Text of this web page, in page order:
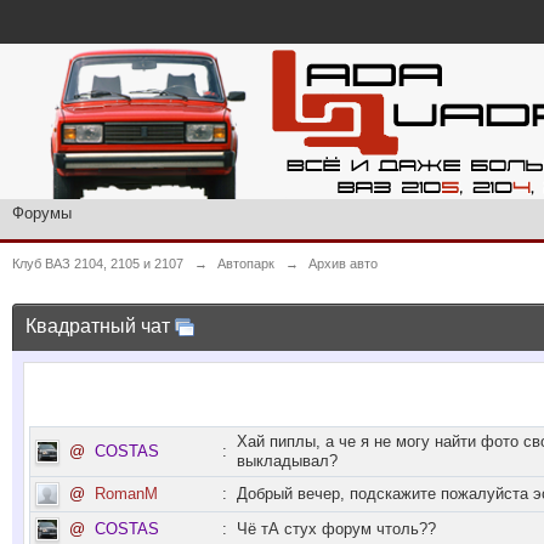
Форумы
Клуб ВАЗ 2104, 2105 и 2107 → Автопарк → Архив авто
Квадратный чат
@ COSTAS :
Хай пиплы, а че я не могу найти фото
выкладывал?
@
RomanM :
Добрый вечер, подскажите пожалуйста
@ COSTAS :
Чё тА стух форум чтоль??